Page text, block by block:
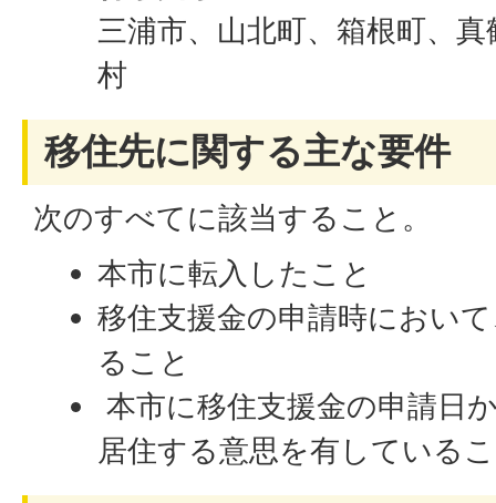
三浦市、山北町、箱根町、
村
移住先に関する主な要件
次のすべてに該当すること。
本市に転入したこと
移住支援金の申請時におい
ること
本市に移住支援金の申請日
居住する意思を有している